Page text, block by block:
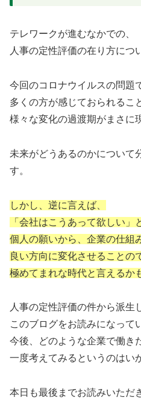
テレワークが進むなかでの、
人事の定性評価の在り方につ
今回のコロナウイルスの問題
多くの方が感じておられるこ
様々な変化の過渡期がまさに
未来がどうあるのかについて
す。
しかし、逆に言えば、
「会社はこうあって欲しい」
個人の願いから、企業の仕組
良い方向に変化させることの
極めてまれな時代と言えるか
人事の定性評価の件から派生
このブログをお読みになって
今後、どのような企業で働き
一度考えてみるというのはい
本日も最後までお読みいただ